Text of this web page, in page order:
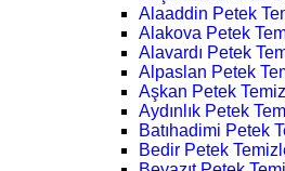
Alaaddin Petek
Alakova Petek
Alavardı Petek
Alpaslan Petek
Aşkan Petek
Aydınlık Petek
Batıhadimi Petek
Bedir Petek